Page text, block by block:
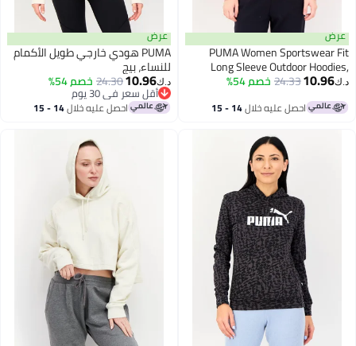
عرض
PUMA Women Sportswear Fit
Long Sleeve Outdoor Hoodies,
Peach
د.ك‏10.96
24.33خصم 54%
احصل عليه خلال 14 - 15
عرض
PUMA هودي خارجي طويل الأكمام
للنساء، بيج
د.ك‏10.96
24.30خصم 54%
أقل سعر في 30 يوم
أقل سعر في 30 يوماحصل عليه خلال 14 - 15